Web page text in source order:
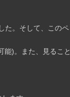
た。そして、このペ
能)。また、見ること